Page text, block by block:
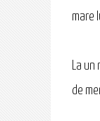
mare
La
de